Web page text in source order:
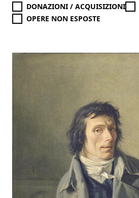
DONAZIONI / ACQUISIZIONI
OPERE NON ESPOSTE